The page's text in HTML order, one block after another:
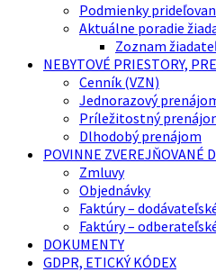
Podmienky
Aktuálne poradie
Zoznam
NEBYTOVÉ PRIESTORY,
Cenník (VZN)
Jednorazový
Príležitostný
Dlhodobý prenájom
POVINNE ZVEREJŇOVANÉ
Zmluvy
Objednávky
Faktúry –
Faktúry –
DOKUMENTY
GDPR, ETICKÝ KÓDEX